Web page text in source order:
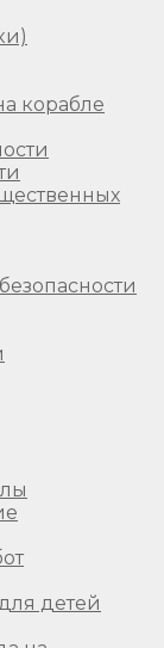
корабле
детей